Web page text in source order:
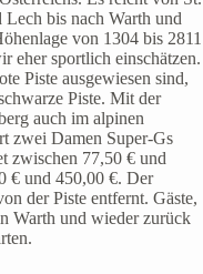
bis nach Warth und
von 1304 bis 2811
eher sportlich einschätzen.
Piste ausgewiesen sind,
Piste. Mit der
auch im alpinen
zwei Damen Super-Gs
zwischen 77,50 € und
€ und 450,00 €. Der
der Piste entfernt. Gäste,
Warth und wieder zurück